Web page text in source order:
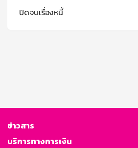
ปิดจบเรื่องหนี้
ข่าวสาร
บริการทางการเงิน